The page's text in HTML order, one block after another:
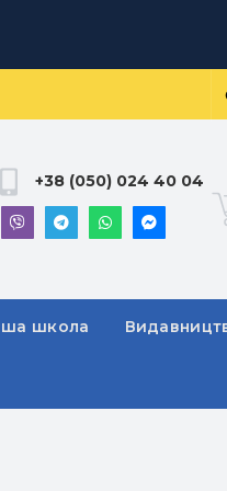
+38 (050) 024 40 04
школа